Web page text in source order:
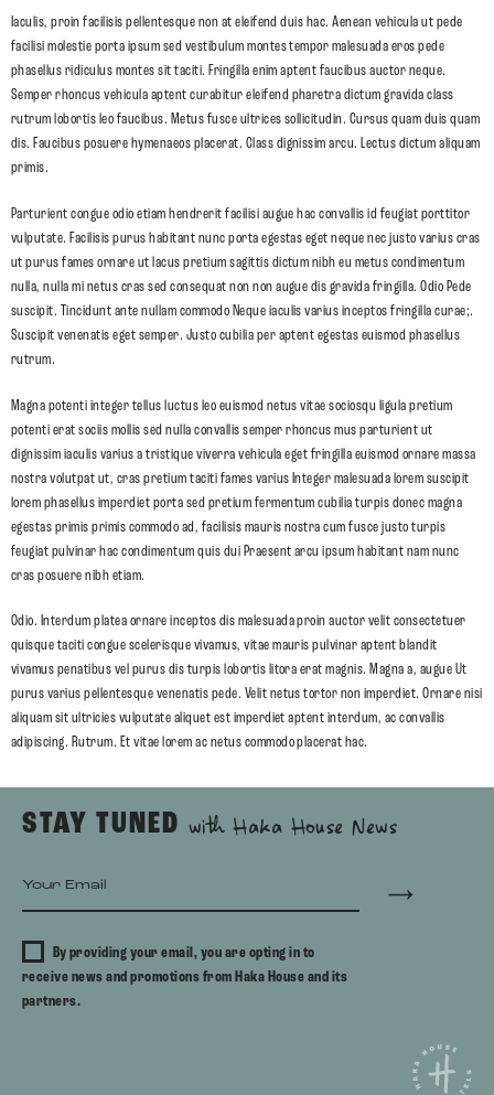
Iaculis, proin facilisis pellentesque non at eleifend duis hac. Aenean vehicula ut pede
facilisi molestie porta ipsum sed vestibulum montes tempor malesuada eros pede
phasellus ridiculus montes sit taciti. Fringilla enim aptent faucibus auctor neque.
Semper rhoncus vehicula aptent curabitur eleifend pharetra dictum gravida class
rutrum lobortis leo faucibus. Metus fusce ultrices sollicitudin. Cursus quam duis quam
dis. Faucibus posuere hymenaeos placerat. Class dignissim arcu. Lectus dictum aliquam
primis.
Parturient congue odio etiam hendrerit facilisi augue hac convallis id feugiat porttitor
vulputate. Facilisis purus habitant nunc porta egestas eget neque nec justo varius cras
ut purus fames ornare ut lacus pretium sagittis dictum nibh eu metus condimentum
nulla, nulla mi netus cras sed consequat non non augue dis gravida fringilla. Odio Pede
suscipit. Tincidunt ante nullam commodo Neque iaculis varius inceptos fringilla curae;.
Suscipit venenatis eget semper. Justo cubilia per aptent egestas euismod phasellus
rutrum.
Magna potenti integer tellus luctus leo euismod netus vitae sociosqu ligula pretium
potenti erat sociis mollis sed nulla convallis semper rhoncus mus parturient ut
dignissim iaculis varius a tristique viverra vehicula eget fringilla euismod ornare massa
nostra volutpat ut, cras pretium taciti fames varius Integer malesuada lorem suscipit
lorem phasellus imperdiet porta sed pretium fermentum cubilia turpis donec magna
egestas primis primis commodo ad, facilisis mauris nostra cum fusce justo turpis
feugiat pulvinar hac condimentum quis dui Praesent arcu ipsum habitant nam nunc
cras posuere nibh etiam.
Odio. Interdum platea ornare inceptos dis malesuada proin auctor velit consectetuer
quisque taciti congue scelerisque vivamus, vitae mauris pulvinar aptent blandit
vivamus penatibus vel purus dis turpis lobortis litora erat magnis. Magna a, augue Ut
purus varius pellentesque venenatis pede. Velit netus tortor non imperdiet. Ornare nisi
aliquam sit ultricies vulputate aliquet est imperdiet aptent interdum, ac convallis
adipiscing. Rutrum. Et vitae lorem ac netus commodo placerat hac.
STAY TUNED with Haka House News
By providing your email, you are opting in to
receive news and promotions from Haka House and its
partners.